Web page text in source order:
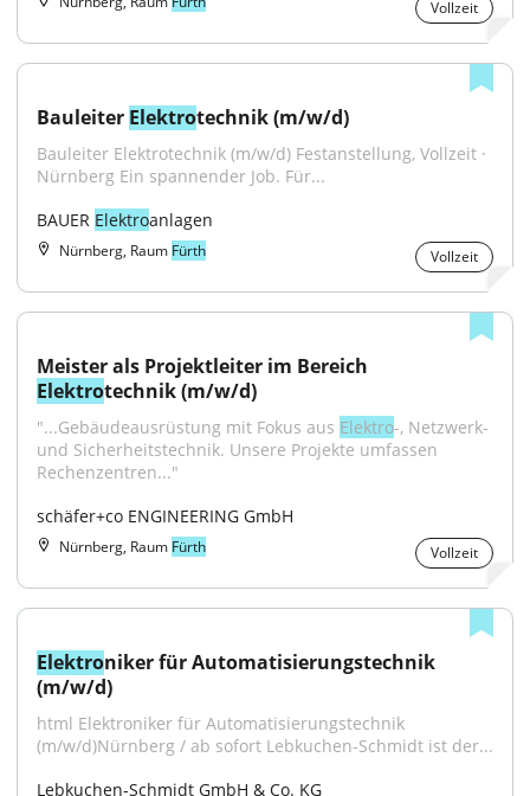
Vollzeit
Bauleiter Elektrotechnik (m/w/d)
Bauleiter Elektrotechnik (m/w/d) Festanstellung, Vollzeit ·
Nürnberg Ein spannender Job. Für...
BAUER Elektroanlagen
Nürnberg, Raum Fürth Vollzeit
Elektrotechnik (m/w/d)
"...Gebäudeausrüstung mit Fokus aus Elektro-, Netzwerk-
und Sicherheitstechnik. Unsere Projekte umfassen
Rechenzentren..."
schäfer+co ENGINEERING GmbH
Nürnberg, Raum Fürth Vollzeit
Elektroniker für Automatisierungstechnik
(m/w/d)
html Elektroniker für Automatisierungstechnik
(m/w/d)Nürnberg / ab sofort Lebkuchen-Schmidt ist der...
Lebkuchen-Schmidt GmbH & Co. KG